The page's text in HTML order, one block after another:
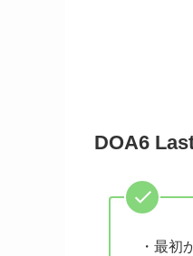
DOA6
・最初